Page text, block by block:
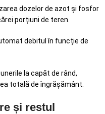
dozelor de azot și fosfor
porțiuni de teren.
debitul în funcție de
la capăt de rând,
totală de îngrășământ.
și restul